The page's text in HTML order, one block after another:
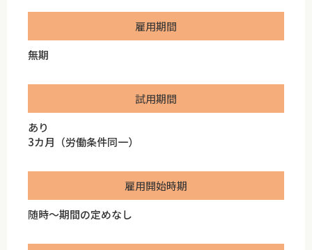
雇用期間
無期
試用期間
あり
3カ月（労働条件同一）
雇用開始時期
随時～期間の定めなし